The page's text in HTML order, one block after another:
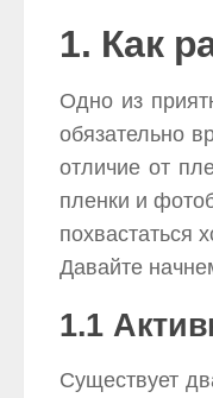
1. Как
Одно из
обязательно
отличие от
пленки и
похвастаться
Давайте
1.1
Существует